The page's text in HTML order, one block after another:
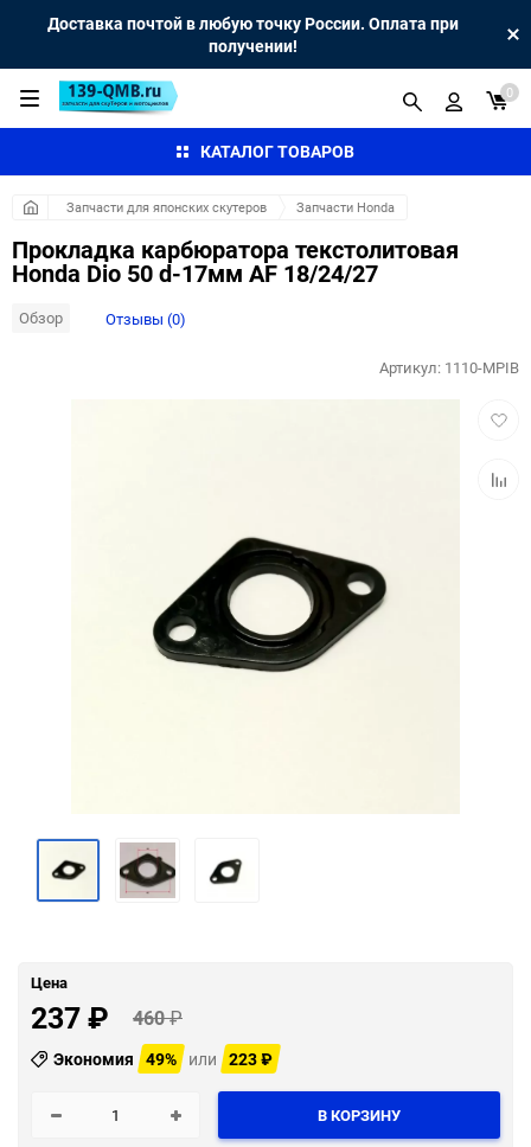
Доставка почтой в любую точку России. Оплата при
получении!
КАТАЛОГ ТОВАРОВ
0
Запчасти для японских скутеров Запчасти Honda
Прокладка карбюратора текстолитовая
Honda Dio 50 d-17мм AF 18/24/27
Обзор Отзывы (0)
Артикул: 1110-MPIB
Цена
237₽ 460₽
Экономия 49% или 223₽
В КОРЗИНУ